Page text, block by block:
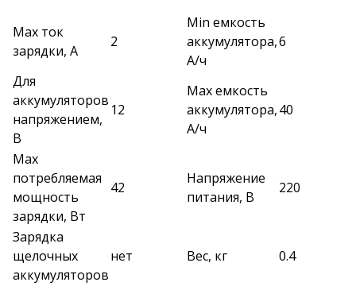
Max ток
зарядки, А
2
Min емкость
аккумулятора,
А/ч
6
Для
аккумуляторов
напряжением,
В
12
Max емкость
аккумулятора,
А/ч
40
Max
потребляемая
мощность
зарядки, Вт
42
Напряжение
питания, В
220
Зарядка
щелочных
аккумуляторов
нет Вес, кг 0.4